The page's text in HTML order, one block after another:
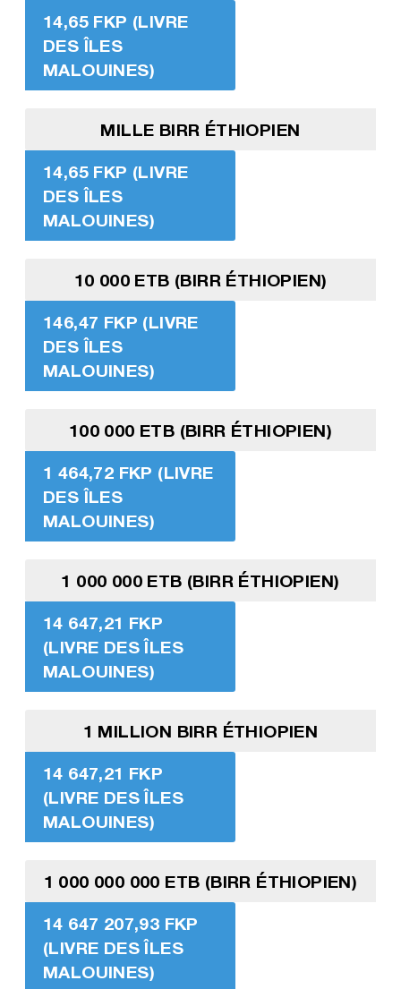
14,65 FKP (LIVRE
DES ÎLES
MALOUINES)
MILLE BIRR ÉTHIOPIEN
14,65 FKP (LIVRE
DES ÎLES
MALOUINES)
10 000 ETB (BIRR ÉTHIOPIEN)
146,47 FKP (LIVRE
DES ÎLES
MALOUINES)
100 000 ETB (BIRR ÉTHIOPIEN)
1 464,72 FKP (LIVRE
DES ÎLES
MALOUINES)
1 000 000 ETB (BIRR ÉTHIOPIEN)
14 647,21 FKP
(LIVRE DES ÎLES
MALOUINES)
1 MILLION BIRR ÉTHIOPIEN
14 647,21 FKP
(LIVRE DES ÎLES
MALOUINES)
1 000 000 000 ETB (BIRR ÉTHIOPIEN)
14 647 207,93 FKP
(LIVRE DES ÎLES
MALOUINES)